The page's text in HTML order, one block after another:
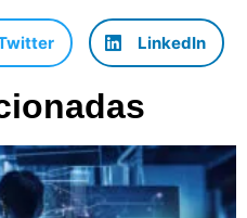
LinkedIn